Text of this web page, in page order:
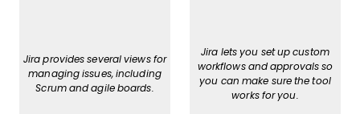
Jira provides several views for
managing issues, including
Scrum and agile boards.
Jira lets you set up custom
workflows and approvals so
you can make sure the tool
works for you.